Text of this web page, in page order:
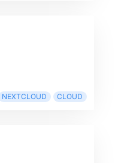
NEXTCLOUD CLOUD